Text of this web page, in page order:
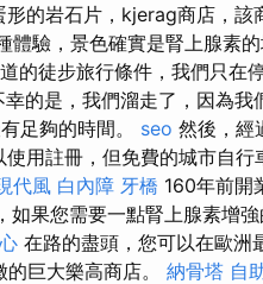
的岩石片，kjerag商店，該
體驗，景色確實是腎上腺素
的徒步旅行條件，我們只在
幸的是，我們溜走了，因為我
足夠的時間。 seo 然後，經
用註冊，但免費的城市自行
代風 白內障 牙橋 160年前開
果您需要一點腎上腺素增
在路的盡頭，您可以在歐洲
巨大樂高商店。 納骨塔 自